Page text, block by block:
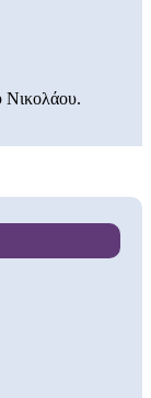
Νικολάου.